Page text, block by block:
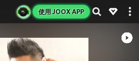
使用 JOOX APP